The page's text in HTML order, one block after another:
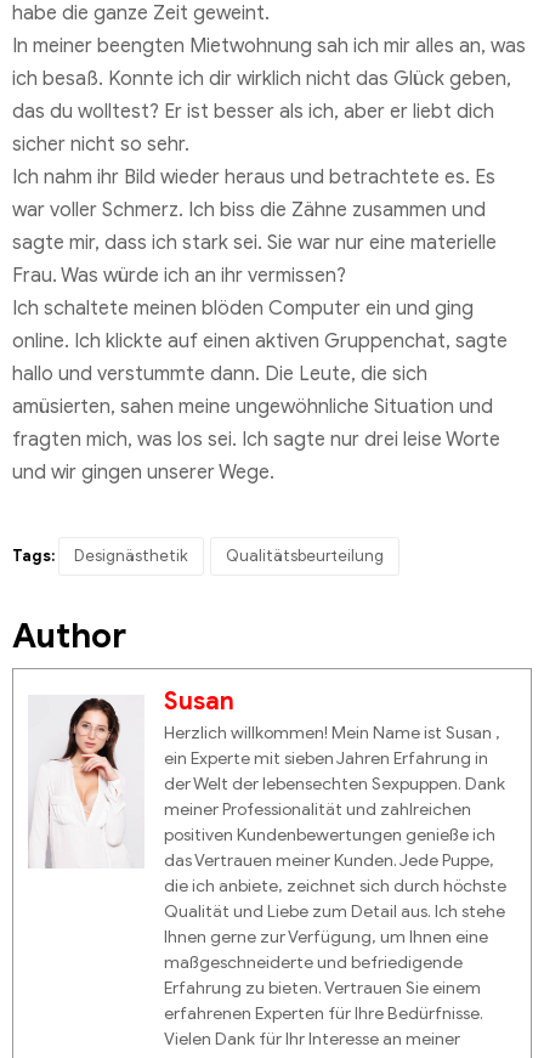
habe die ganze Zeit geweint.
In meiner beengten Mietwohnung sah ich mir alles an, was
ich besaß. Konnte ich dir wirklich nicht das Glück geben,
das du wolltest? Er ist besser als ich, aber er liebt dich
sicher nicht so sehr.
Ich nahm ihr Bild wieder heraus und betrachtete es. Es
war voller Schmerz. Ich biss die Zähne zusammen und
sagte mir, dass ich stark sei. Sie war nur eine materielle
Frau. Was würde ich an ihr vermissen?
Ich schaltete meinen blöden Computer ein und ging
online. Ich klickte auf einen aktiven Gruppenchat, sagte
hallo und verstummte dann. Die Leute, die sich
amüsierten, sahen meine ungewöhnliche Situation und
fragten mich, was los sei. Ich sagte nur drei leise Worte
und wir gingen unserer Wege.
Tags: Designästhetik Qualitätsbeurteilung
Author
Susan
Herzlich willkommen! Mein Name ist Susan ,
ein Experte mit sieben Jahren Erfahrung in
der Welt der lebensechten Sexpuppen. Dank
meiner Professionalität und zahlreichen
positiven Kundenbewertungen genieße ich
das Vertrauen meiner Kunden. Jede Puppe,
die ich anbiete, zeichnet sich durch höchste
Qualität und Liebe zum Detail aus. Ich stehe
Ihnen gerne zur Verfügung, um Ihnen eine
maßgeschneiderte und befriedigende
Erfahrung zu bieten. Vertrauen Sie einem
erfahrenen Experten für Ihre Bedürfnisse.
Vielen Dank für Ihr Interesse an meiner